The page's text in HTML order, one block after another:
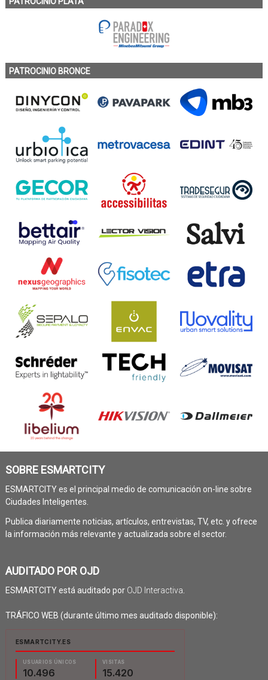
PATROCINIO BRONCE
SOBRE ESMARTCITY
ESMARTCITY es el principal medio de comunicación on-line sobre
Ciudades Inteligentes.
Publica diariamente noticias, artículos, entrevistas, TV, etc. y ofrece
la información más relevante y actualizada sobre el sector.
AUDITADO POR OJD
ESMARTCITY está auditado por OJD Interactiva.
TRÁFICO WEB (durante último mes auditado disponible):